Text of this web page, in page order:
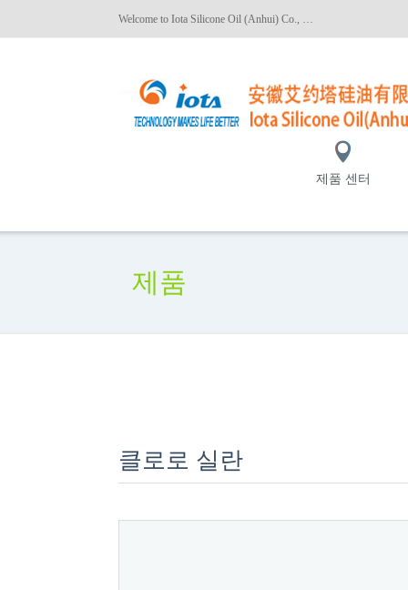
Welcome to Iota Silicone Oil (Anhui) Co., Ltd.!
제품 센터
제품
클로로 실란